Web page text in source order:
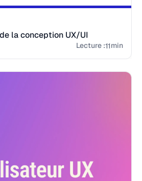
la conception UX/UI
Lecture :11min